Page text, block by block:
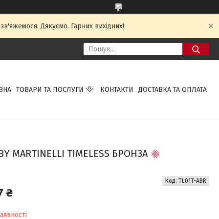
Дякуємо. Гарних вихідних!
ТОВАРИ ТА ПОСЛУГИ КОНТАКТИ ДОСТАВКА ТА ОПЛАТА
TIMELESS БРОНЗА
₴
Код: TL01T-ABR